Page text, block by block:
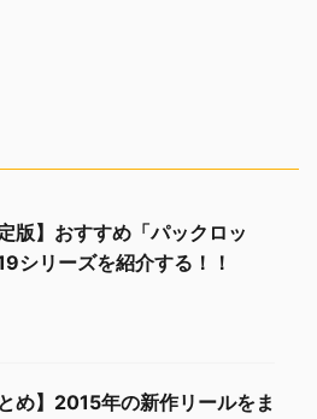
定版】おすすめ「パックロッ
シリーズを紹介する！！
とめ】2015年の新作リールをま